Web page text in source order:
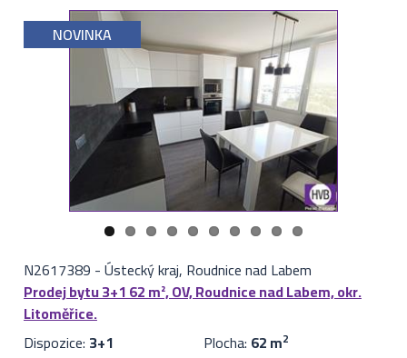
NOVINKA
N2617389 -Ústecký kraj, Roudnice nad Labem
Prodej bytu 3+1 62 m², OV, Roudnice nad Labem, okr.
Litoměřice.
Dispozice: 3+1 Plocha: 62 m2